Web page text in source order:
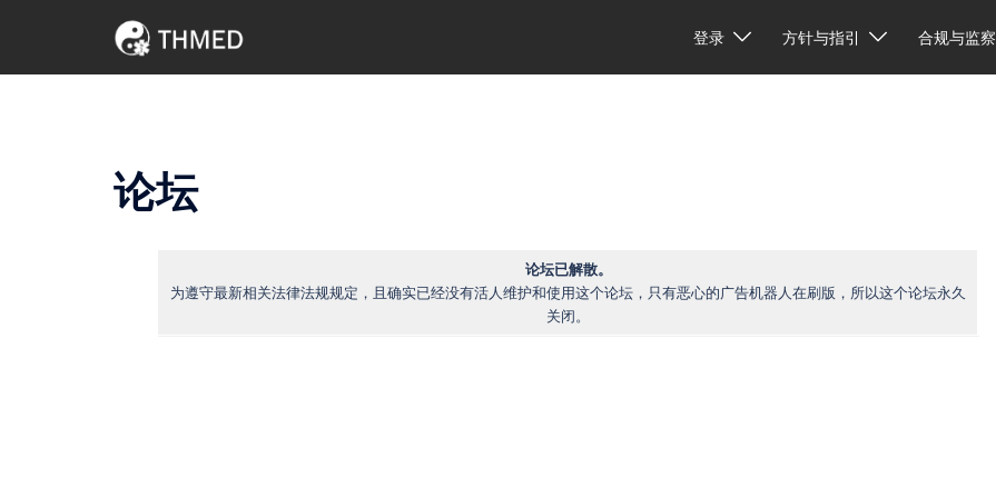
content
登录 方针与指引 合规与监察
论坛
论坛已解散。
为遵守最新相关法律法规规定，且确实已经没有活人维护和使用这个论坛，只有恶心的广告机器人在刷版，所以这个论坛永久
关闭。